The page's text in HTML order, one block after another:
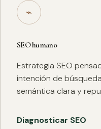
⌁
SEO humano
Estrategia SEO
intención de
semántica clara y
Diagnosticar SEO